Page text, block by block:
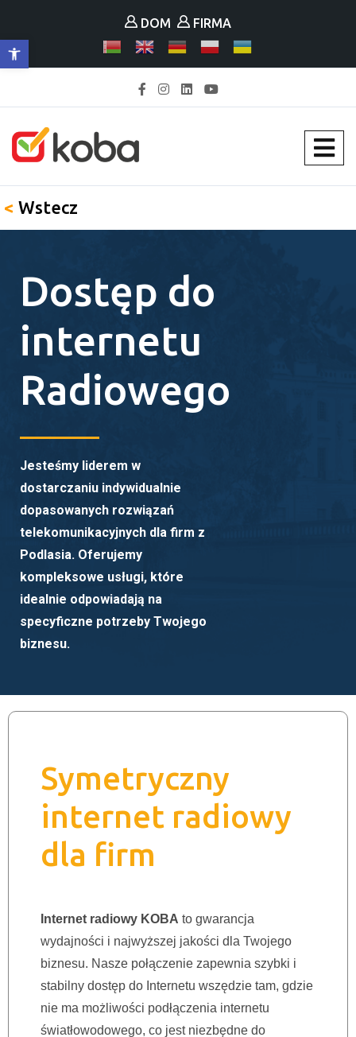
DOM FIRMA
< Wstecz
Dostęp do
internetu
Radiowego
Jesteśmy liderem w
dostarczaniu indywidualnie
dopasowanych rozwiązań
telekomunikacyjnych dla firm z
Podlasia. Oferujemy
kompleksowe usługi, które
idealnie odpowiadają na
specyficzne potrzeby Twojego
biznesu.
Symetryczny
internet radiowy
dla firm
Internet radiowy KOBA to gwarancja
wydajności i najwyższej jakości dla Twojego
biznesu. Nasze połączenie zapewnia szybki i
stabilny dostęp do Internetu wszędzie tam, gdzie
nie ma możliwości podłączenia internetu
światłowodowego, co jest niezbędne do
Otwórz pasek narzędzi